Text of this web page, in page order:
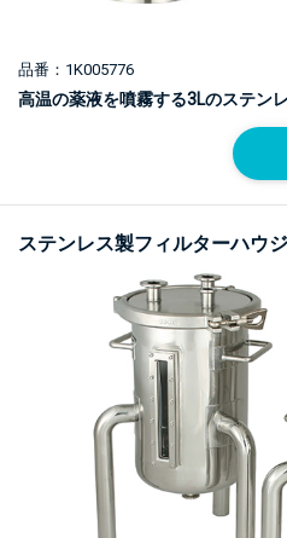
品番：1K005776
高温の薬液を噴霧する3Lのステン
ステンレス製フィルターハウ